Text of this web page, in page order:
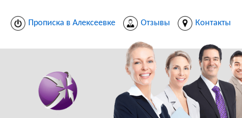
Прописка в Алексеевке Отзывы Контакты